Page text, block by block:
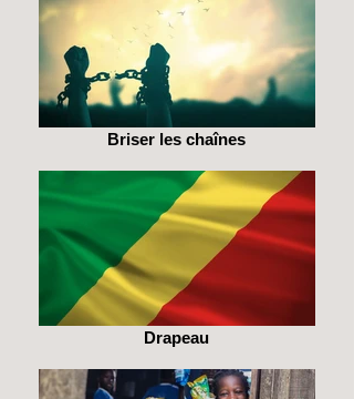
Briser les chaînes
Drapeau